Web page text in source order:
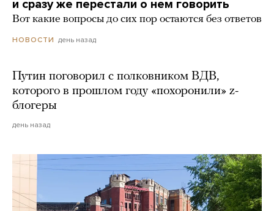
и сразу же перестали о нем говорить
Вот какие вопросы до сих пор остаются без ответов
НОВОСТИ день назад
Путин поговорил с полковником ВДВ,
которого в прошлом году «похоронили» z-
блогеры
день назад